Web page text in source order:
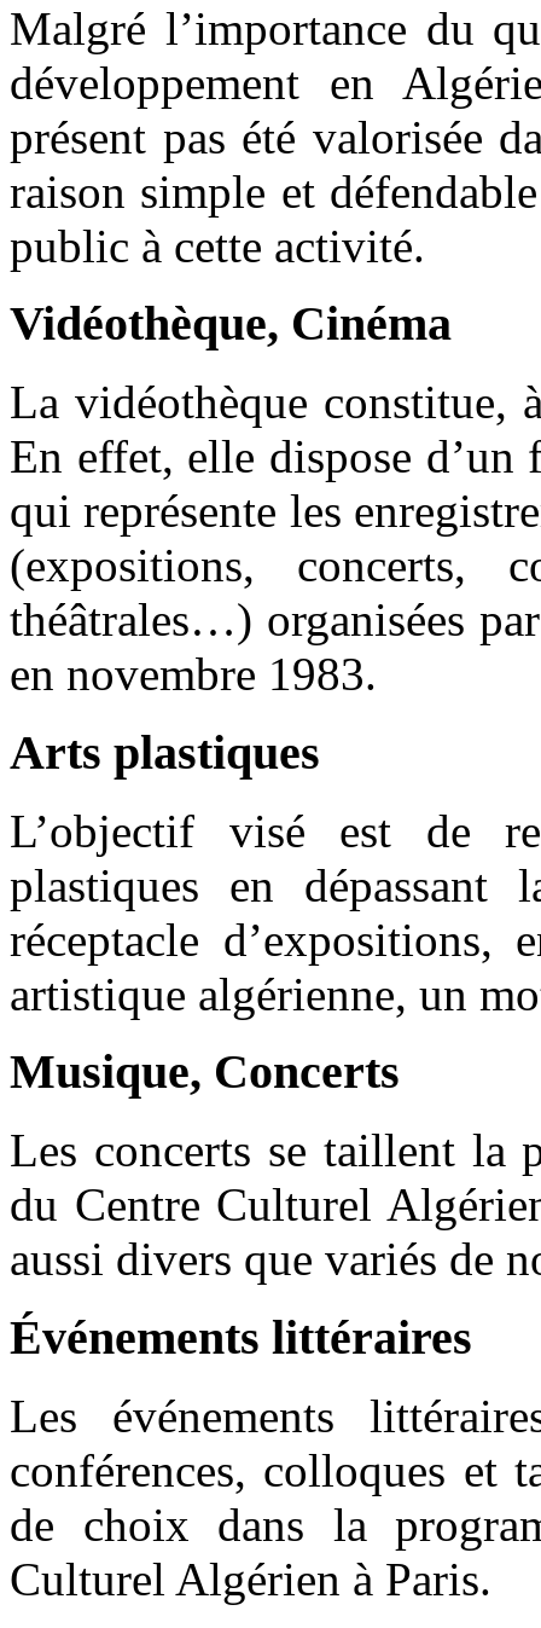
Malgré l’importance du
développement en
présent pas été valorisée
raison simple et
public à cette activité.
Vidéothèque, Cinéma
La vidéothèque constitue,
En effet, elle dispose d’un
qui représente les
(expositions, concerts,
théâtrales…) organisées
en novembre 1983.
Arts plastiques
L’objectif visé est de
plastiques en
réceptacle
artistique algérienne, un
Musique, Concerts
Les concerts se taillent la
du Centre Culturel
aussi divers que variés de
Événements littéraires
Les événements
conférences, colloques et
de choix dans la
Culturel Algérien à Paris.